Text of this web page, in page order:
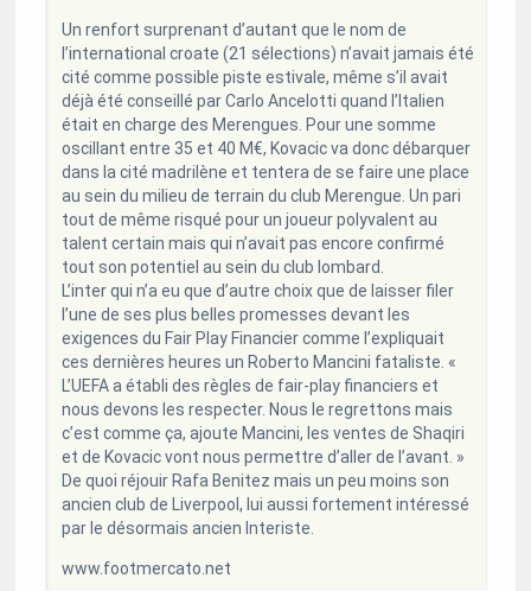
Un renfort surprenant d’autant que le nom de
l’international croate (21 sélections) n’avait jamais été
cité comme possible piste estivale, même s’il avait
déjà été conseillé par Carlo Ancelotti quand l’Italien
était en charge des Merengues. Pour une somme
oscillant entre 35 et 40 M€, Kovacic va donc débarquer
dans la cité madrilène et tentera de se faire une place
au sein du milieu de terrain du club Merengue. Un pari
tout de même risqué pour un joueur polyvalent au
talent certain mais qui n’avait pas encore confirmé
tout son potentiel au sein du club lombard.
L’inter qui n’a eu que d’autre choix que de laisser filer
l’une de ses plus belles promesses devant les
exigences du Fair Play Financier comme l’expliquait
ces dernières heures un Roberto Mancini fataliste. «
L’UEFA a établi des règles de fair-play financiers et
nous devons les respecter. Nous le regrettons mais
c’est comme ça, ajoute Mancini, les ventes de Shaqiri
et de Kovacic vont nous permettre d’aller de l’avant. »
De quoi réjouir Rafa Benitez mais un peu moins son
ancien club de Liverpool, lui aussi fortement intéressé
par le désormais ancien Interiste.
www.footmercato.net